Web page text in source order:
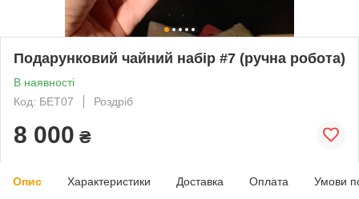
Подарунковий чайний набір #7 (ручна робота)
В наявності
Код: БЕТ07
Роздріб
8 000 ₴
Опис Характеристики Доставка Оплата Умови